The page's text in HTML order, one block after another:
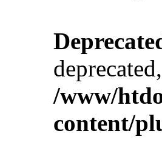
/www/
content/